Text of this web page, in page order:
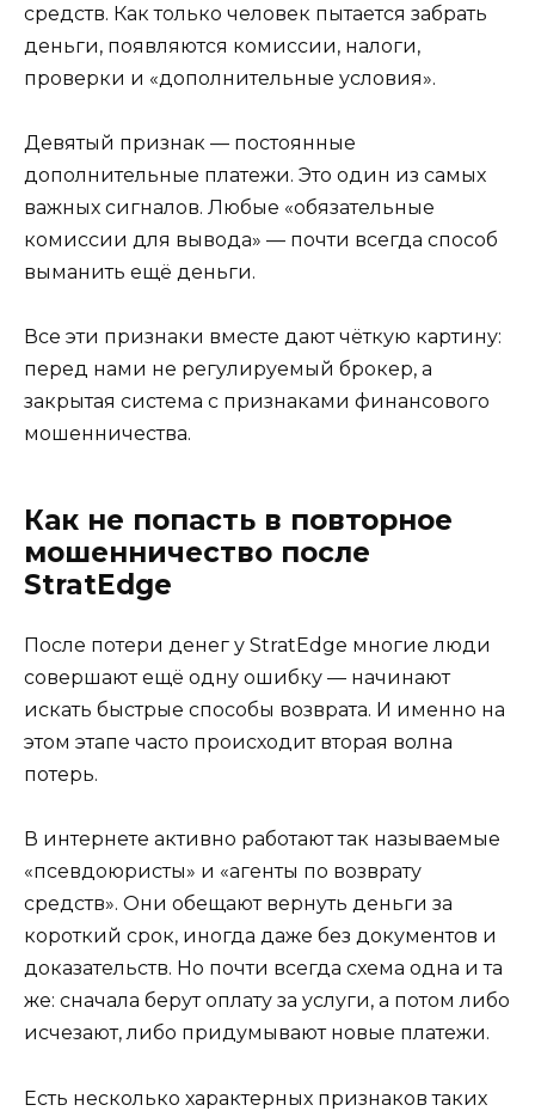
средств. Как только человек пытается забрать
деньги, появляются комиссии, налоги,
проверки и «дополнительные условия».
Девятый признак — постоянные
дополнительные платежи. Это один из самых
важных сигналов. Любые «обязательные
комиссии для вывода» — почти всегда способ
выманить ещё деньги.
Все эти признаки вместе дают чёткую картину:
перед нами не регулируемый брокер, а
закрытая система с признаками финансового
мошенничества.
Как не попасть в повторное
мошенничество после
StratEdge
После потери денег у StratEdge многие люди
совершают ещё одну ошибку — начинают
искать быстрые способы возврата. И именно на
этом этапе часто происходит вторая волна
потерь.
В интернете активно работают так называемые
«псевдоюристы» и «агенты по возврату
средств». Они обещают вернуть деньги за
короткий срок, иногда даже без документов и
доказательств. Но почти всегда схема одна и та
же: сначала берут оплату за услуги, а потом либо
исчезают, либо придумывают новые платежи.
Есть несколько характерных признаков таких